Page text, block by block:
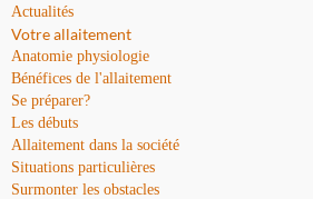
Actualités
Votre allaitement
Anatomie physiologie
Bénéfices de l'allaitement
Se préparer?
Les débuts
Allaitement dans la société
Situations particulières
Surmonter les obstacles